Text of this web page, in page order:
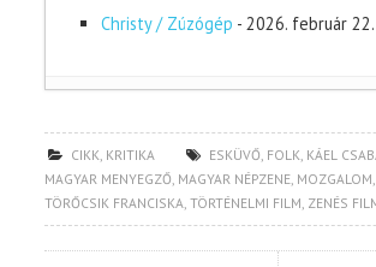
Christy / Zúzógép - 2026. február 22.
CIKK, KRITIKA ESKÜVŐ, FOLK, KÁEL
MAGYAR MENYEGZŐ, MAGYAR NÉPZENE, MOZGALOM
TÖRŐCSIK FRANCISKA,TÖRTÉNELMI FILM, ZENÉS